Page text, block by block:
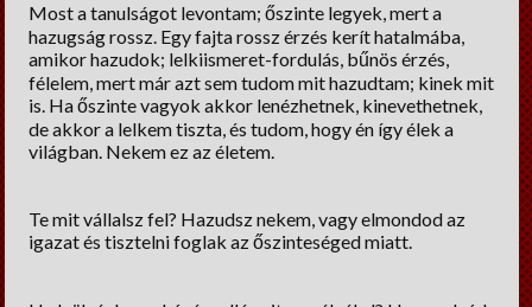
Most a tanulságot levontam; őszinte legyek, mert a
hazugság rossz. Egy fajta rossz érzés kerít hatalmába,
amikor hazudok; lelkiismeret-fordulás, bűnös érzés,
félelem, mert már azt sem tudom mit hazudtam; kinek mit
is. Ha őszinte vagyok akkor lenézhetnek, kinevethetnek,
de akkor a lelkem tiszta, és tudom, hogy én így élek a
világban. Nekem ez az életem.
Te mit vállalsz fel? Hazudsz nekem, vagy elmondod az
igazat és tisztelni foglak az őszinteséged miatt.